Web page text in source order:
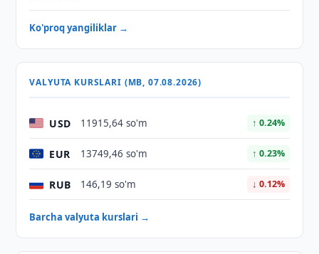
Ko'proq yangiliklar →
VALYUTA KURSLARI (MB, 07.08.2026)
USD 11915,64 so'm ↑ 0.24%
EUR 13749,46 so'm ↑ 0.23%
RUB 146,19 so'm ↓ 0.12%
Barcha valyuta kurslari →